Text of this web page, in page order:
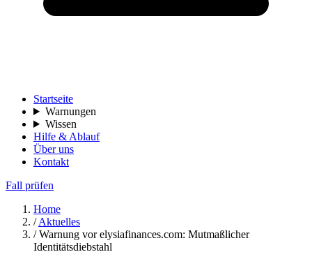
Startseite
Warnungen
Wissen
Hilfe & Ablauf
Über uns
Kontakt
Fall prüfen
Home
/ Aktuelles
/ Warnung vor elysiafinances.com: Mutmaßlicher
Identitätsdiebstahl